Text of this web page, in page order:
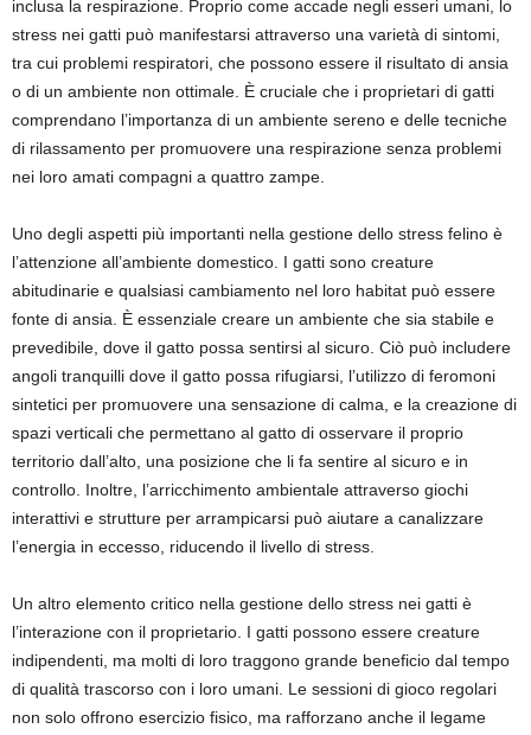
inclusa la respirazione. Proprio come accade negli esseri umani, lo
stress nei gatti può manifestarsi attraverso una varietà di sintomi,
tra cui problemi respiratori, che possono essere il risultato di ansia
o di un ambiente non ottimale. È cruciale che i proprietari di gatti
comprendano l’importanza di un ambiente sereno e delle tecniche
di rilassamento per promuovere una respirazione senza problemi
nei loro amati compagni a quattro zampe.
Uno degli aspetti più importanti nella gestione dello stress felino è
l’attenzione all’ambiente domestico. I gatti sono creature
abitudinarie e qualsiasi cambiamento nel loro habitat può essere
fonte di ansia. È essenziale creare un ambiente che sia stabile e
prevedibile, dove il gatto possa sentirsi al sicuro. Ciò può includere
angoli tranquilli dove il gatto possa rifugiarsi, l’utilizzo di feromoni
sintetici per promuovere una sensazione di calma, e la creazione di
spazi verticali che permettano al gatto di osservare il proprio
territorio dall’alto, una posizione che li fa sentire al sicuro e in
controllo. Inoltre, l’arricchimento ambientale attraverso giochi
interattivi e strutture per arrampicarsi può aiutare a canalizzare
l’energia in eccesso, riducendo il livello di stress.
Un altro elemento critico nella gestione dello stress nei gatti è
l’interazione con il proprietario. I gatti possono essere creature
indipendenti, ma molti di loro traggono grande beneficio dal tempo
di qualità trascorso con i loro umani. Le sessioni di gioco regolari
non solo offrono esercizio fisico, ma rafforzano anche il legame